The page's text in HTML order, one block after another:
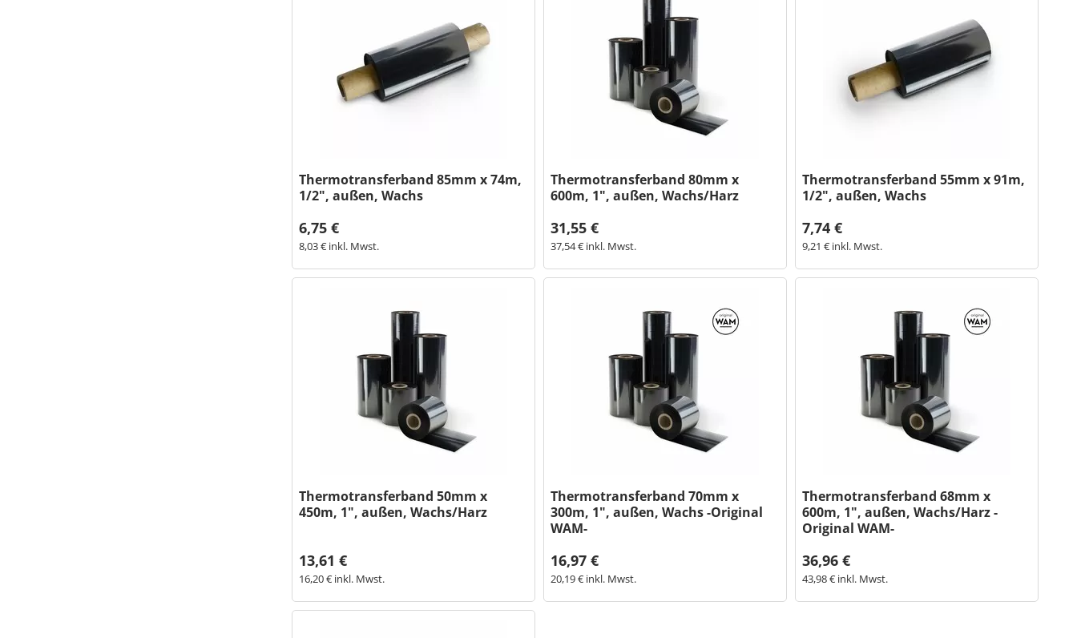
Thermotransferband 85mm x 74m,
1/2", außen, Wachs
6,75 €
8,03 € inkl. Mwst.
Thermotransferband 80mm x
600m, 1", außen, Wachs/Harz
31,55 €
37,54 € inkl. Mwst.
Thermotransferband 55mm x 91m,
1/2", außen, Wachs
7,74 €
9,21 € inkl. Mwst.
Thermotransferband 50mm x
450m, 1", außen, Wachs/Harz
13,61 €
16,20 € inkl. Mwst.
Thermotransferband 70mm x
300m, 1", außen, Wachs -Original
WAM-
16,97 €
20,19 € inkl. Mwst.
Thermotransferband 68mm x
600m, 1", außen, Wachs/Harz -
Original WAM-
36,96 €
43,98 € inkl. Mwst.